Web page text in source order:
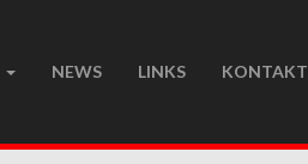
NEWS LINKS KONTAKT